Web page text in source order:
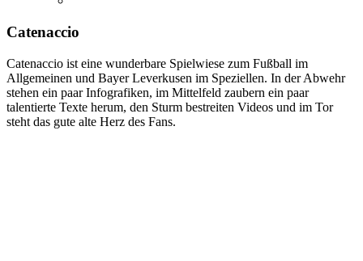
Catenaccio
Catenaccio ist eine wunderbare Spielwiese zum Fußball im
Allgemeinen und Bayer Leverkusen im Speziellen. In der Abwehr
stehen ein paar Infografiken, im Mittelfeld zaubern ein paar
talentierte Texte herum, den Sturm bestreiten Videos und im Tor
steht das gute alte Herz des Fans.